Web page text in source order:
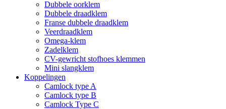
Dubbele oorklem
Dubbele draadklem
Franse dubbele draadklem
Veerdraadklem
Omega-klem
Zadelklem
CV-gewricht stofhoes klemmen
Mini slangklem
Koppelingen
Camlock type A
Camlock type B
Camlock Type C